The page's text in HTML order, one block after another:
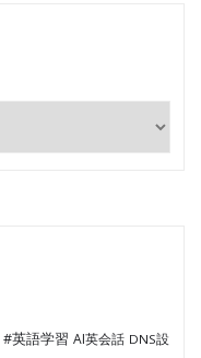
#英語学習 AI英会話 DNS設